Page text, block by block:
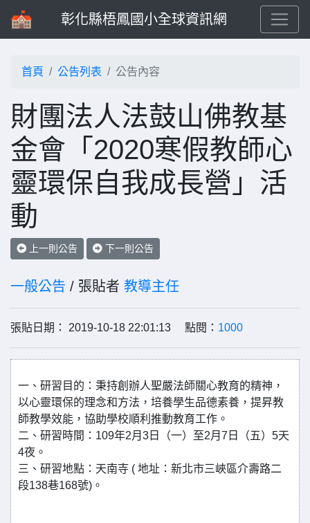
彰化縣梧鳳國小全球資訊網
首頁 公告列表 公告內容
財團法人法鼓山佛教基
金會「2020寒假教師心
靈環保自我成長營」活
動
上一則公告 下一則公告
一般公告 / 張貼者 教導主任
張貼日期： 2019-10-18 22:01:13 點閱： 1000
一、研習目的：秉持創辦人聖嚴法師關心教育的精神，
以心靈環保的理念和方法，培養學生品德素養，提昇教
師教學效能，協助學校順利推動教育工作。
二、研習時間：109年2月3日（一）至2月7日（五）5天
4夜。
三、研習地點：天南寺 ( 地址：新北市三峽區介壽路二
段138巷168號)。